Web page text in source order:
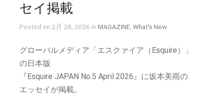
セイ掲載
Posted on 2月 28, 2026 in MAGAZINE, What's New
グローバルメディア「エスクァイア（Esquire）」
の日本版
『Esquire JAPAN No.5 April 2026』に坂本美雨の
エッセイが掲載。